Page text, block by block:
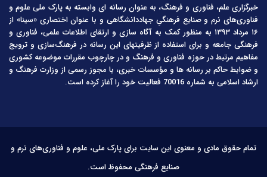
خبرگزاری علم، فناوری و فرهنگ، به عنوان رسانه ای وابسته به پارک ملی علوم و
فناوری‌های نرم و صنایع فرهنگیِ جهاددانشگاهی و با عنوان اختصاری «سینا» از
۱۶ مرداد ۱۳۹۳ به منظور کمک به آگاه سازی و ارتقای اطلاعات علمی، فناوری و
فرهنگی جامعه و برای استفاده از ظرفیتهای این رسانه در فرهنگ‌سازی و ترویج
مفاهیم مرتبط در حوزه فناوری و فرهنگ و در چارچوب مقررات موضوعه کشوری
و ضوابط حاکم بر رسانه ها و مؤسسات خبری، با مجوز رسمی از وزارت فرهنگ و
ارشاد اسلامی به شماره 70016 فعالیت خود را آغاز کرده است.
تمام حقوق مادی و معنوی این سایت برای پارک ملی، علوم و فناوری‌های نرم و
صنایع فرهنگی محفوظ است.